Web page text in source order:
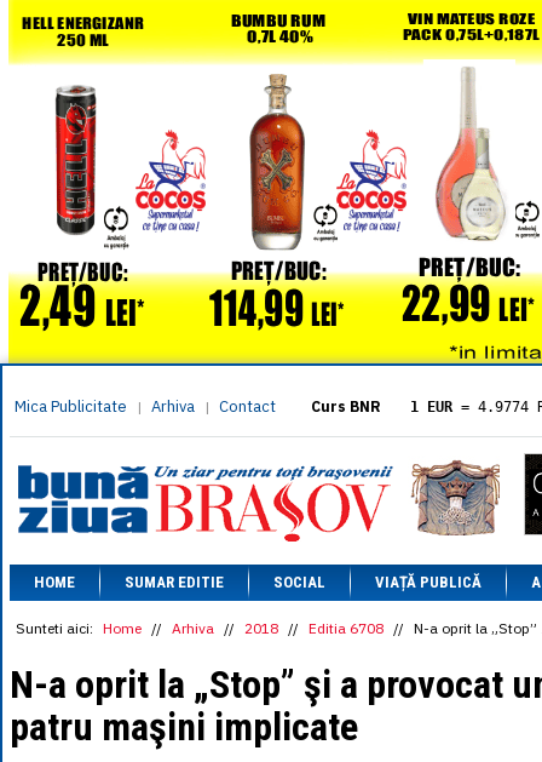
Mica Publicitate | Arhiva | Contact Curs BNR 1 EUR = 4.9774
= 5.8304
1 XAU= 464.4611
1 AED= 1.1933
1 AUD= 2.7957
1 BGN= 2.5449
1 CAD= 3.1559
1 CHF= 5.2813
1 CNY= 0.6015
= 0.6668
1 EGP= 0.0860
HOME SUMAR EDITIE SOCIAL VIAȚĂ PUBLICĂ
Sunteti aici: Home // Arhiva // 2018 // Editia 6708 // N-a oprit la
N-a oprit la „Stop” şi a provocat
patru maşini implicate